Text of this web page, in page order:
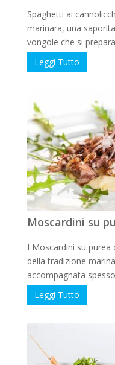
Spaghetti ai
marinara, una
vongole che si
Leggi Tutto
Moscardini su
I Moscardini su
della tradizione
accompagnata
Leggi Tutto